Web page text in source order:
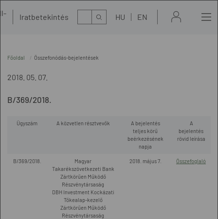
Iratbetekintés Kereső HU EN
Főoldal Összefonódás-bejelentések
2018. 05. 07.
B/369/2018.
Ügyszám A közvetlen résztvevők
A bejelentés
teljes körű
beérkezésének
napja
A
bejelentés
rövid leírása
B/369/2018.
Magyar
Takarékszövetkezeti Bank
Zártkörűen Működő
Részvénytársaság
DBH Investment Kockázati
Tőkealap-kezelő
Zártkörűen Működő
Részvénytársaság
2018. május 7. Összefoglaló